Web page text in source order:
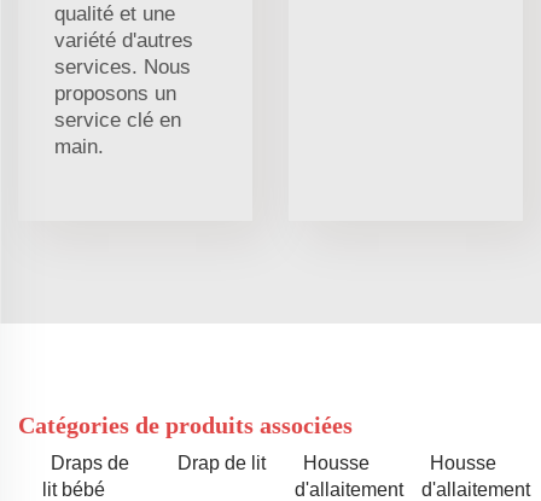
qualité et une
variété d'autres
services. Nous
proposons un
service clé en
main.
Catégories de produits associées
Draps de
lit bébé
Drap de lit
Housse
d'allaitement
Housse
d'allaitement